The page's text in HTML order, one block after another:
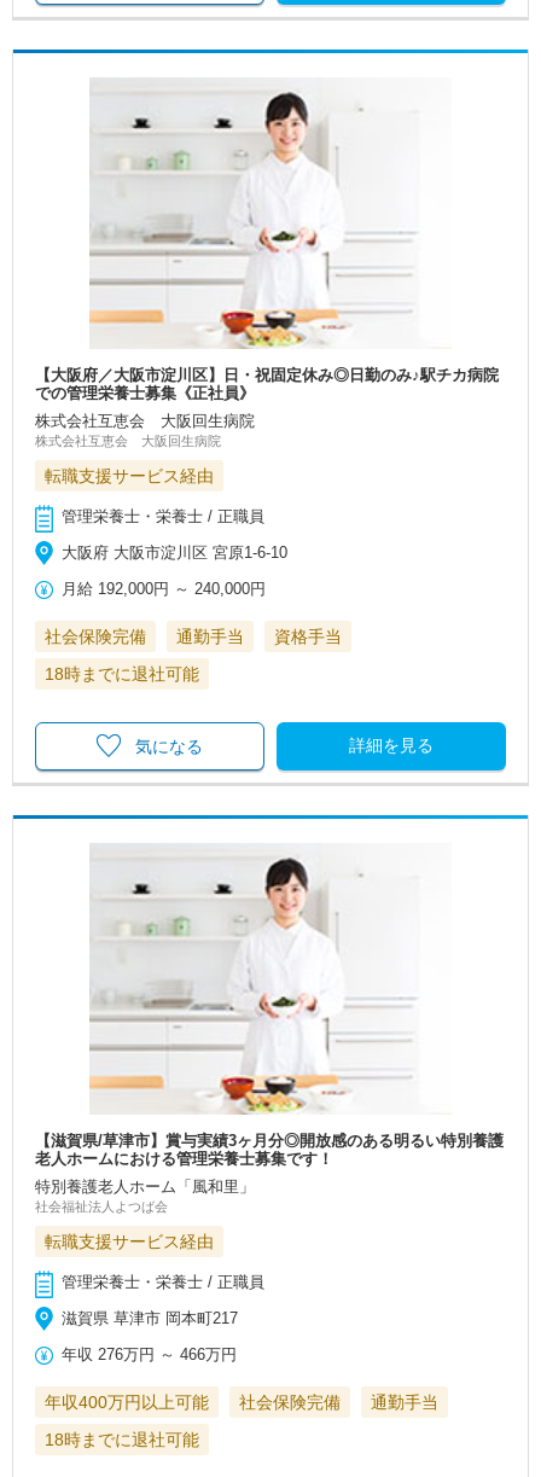
【大阪府／大阪市淀川区】日・祝固定休み◎日勤のみ♪駅チカ病院
での管理栄養士募集《正社員》
株式会社互恵会 大阪回生病院
株式会社互恵会 大阪回生病院
転職支援サービス経由
管理栄養士・栄養士 / 正職員
大阪府 大阪市淀川区 宮原1‐6-10
月給 192,000円 ～240,000円
社会保険完備 通勤手当
資格手当
18時までに退社可能
詳細を見る
気になる
【滋賀県/草津市】賞与実績3ヶ月分◎開放感のある明るい特別養護
老人ホームにおける管理栄養士募集です！
特別養護老人ホーム「風和里」
社会福祉法人よつば会
転職支援サービス経由
管理栄養士・栄養士 / 正職員
滋賀県 草津市 岡本町217
年収 276万円 ～466万円
年収400万円以上可能 社会保険完備
通勤手当
18時までに退社可能